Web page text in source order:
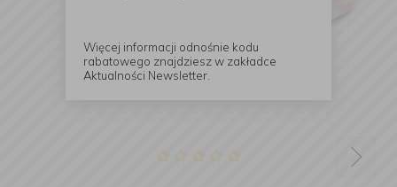
Więcej informacji odnośnie kodu
rabatowego znajdziesz w zakładce
Aktualności Newsletter.